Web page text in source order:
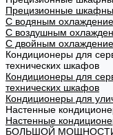
Прецизионные
С водяным
С воздушным
С двойным
Кондиционеры для
технических шкафов
Кондиционеры для
технических шкафов
Кондиционеры для
Настенные
Настенные
БОЛЬШОЙ МОЩНОСТИ